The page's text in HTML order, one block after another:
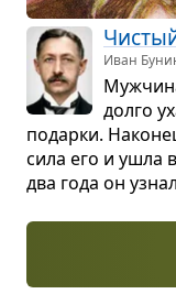
Иван
долго
подарки.
сила его и ушла
два года он